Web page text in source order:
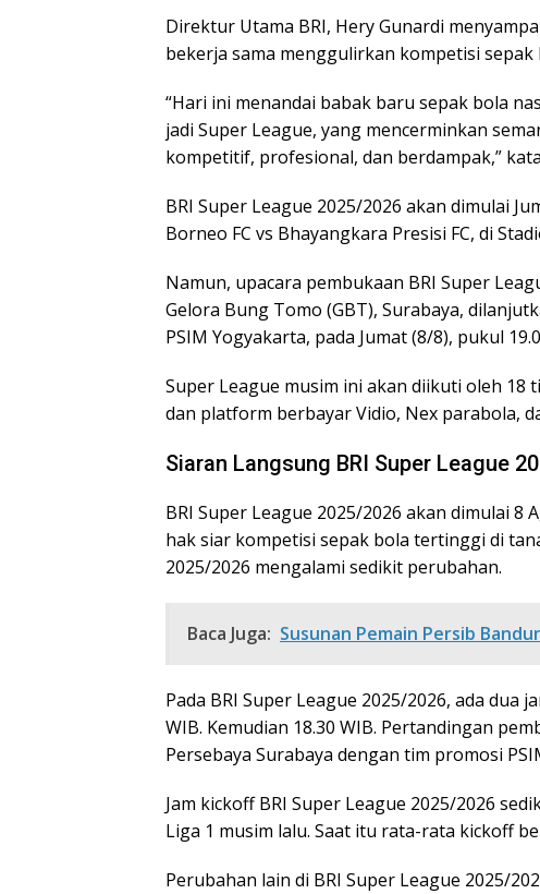
Direktur Utama BRI, Hery Gunardi
bekerja sama menggulirkan kompetisi
“Hari ini menandai babak baru sepak bola
jadi Super League, yang mencerminkan
kompetitif, profesional, dan berdampak,”
BRI Super League 2025/2026 akan dimulai
Borneo FC vs Bhayangkara Presisi FC, di
Namun, upacara pembukaan BRI Super
Gelora Bung Tomo (GBT), Surabaya,
PSIM Yogyakarta, pada Jumat (8/8), pukul
Super League musim ini akan diikuti oleh 18
dan platform berbayar Vidio, Nex parabola,
Siaran Langsung BRI Super League
BRI Super League 2025/2026 akan dimulai 8
hak siar kompetisi sepak bola tertinggi di
2025/2026 mengalami sedikit perubahan.
Baca Juga: Susunan Pemain Persib
Pada BRI Super League 2025/2026, ada dua
WIB. Kemudian 18.30 WIB. Pertandingan
Persebaya Surabaya dengan tim promosi
Jam kickoff BRI Super League 2025/2026
Liga 1 musim lalu. Saat itu rata-rata kickoff
Perubahan lain di BRI Super League 2025/